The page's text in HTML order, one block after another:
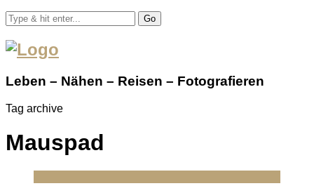
Go
Leben – Nähen – Reisen – Fotografieren
Tag archive
Mauspad